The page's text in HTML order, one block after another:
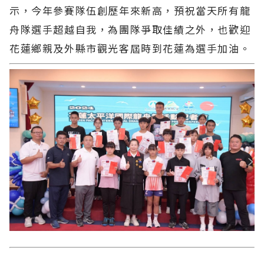
示，今年參賽隊伍創歷年來新高，預祝當天所有龍
舟隊選手超越自我，為團隊爭取佳績之外，也歡迎
花蓮鄉親及外縣市觀光客屆時到花蓮為選手加油。